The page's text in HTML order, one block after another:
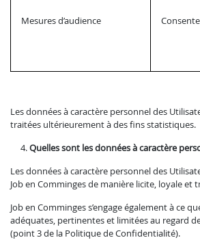
Mesures d’audience
Les données à caractère personnel des
traitées ultérieurement à des fins statistiques.
Quelles sont les données à caractère
Les données à caractère personnel des
Job en Comminges de manière licite, loyale et
Job en Comminges s’engage également à ce
adéquates, pertinentes et limitées au regard
(point 3 de la Politique de Confidentialité).